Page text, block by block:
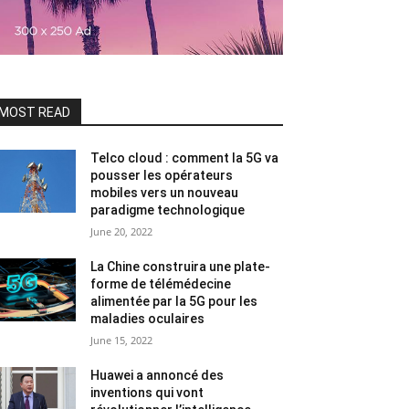
READ
Telco cloud : comment la 5G va
pousser les opérateurs
mobiles vers un nouveau
paradigme technologique
June 20, 2022
La Chine construira une plate-
forme de télémédecine
alimentée par la 5G pour les
maladies oculaires
June 15, 2022
Huawei a annoncé des
inventions qui vont